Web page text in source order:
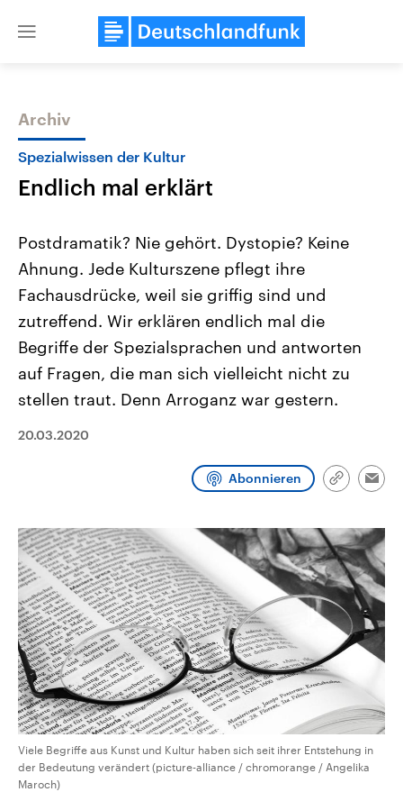
Close
Themen
USA
Aktuelle Beiträge, Analysen und
Hintergründe
Wirtschaftlich und militärisch
gehören die Vereinigten Staaten zu
den mächtigsten Ländern der Erde,
mit großem Einfluss auf das
Nahostkonflikt
Aktuelle Lage und
Der Überfall der
Terrororganisation Hamas
Oktober 2023 auf Israel
Israel möchte die Hamas
Archiv
Spezialwissen der Kultur
Endlich mal erklärt
Postdramatik? Nie gehört. Dystopie? Keine
Ahnung. Jede Kulturszene pflegt ihre
Fachausdrücke, weil sie griffig sind und
zutreffend. Wir erklären endlich mal die
Begriffe der Spezialsprachen und antworten
auf Fragen, die man sich vielleicht nicht zu
stellen traut. Denn Arroganz war gestern.
20.03.2020
Abonnieren
Link
Viele Begriffe aus Kunst und Kultur haben sich seit ihrer Entstehung in
der Bedeutung verändert (picture-alliance / chromorange / Angelika
Maroch)